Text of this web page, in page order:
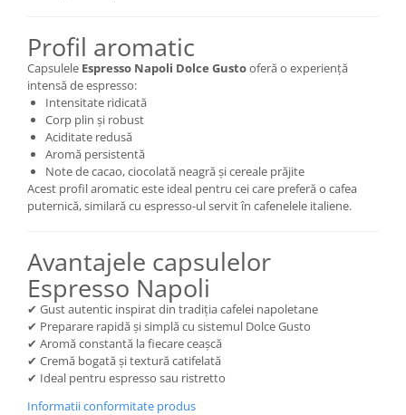
Profil aromatic
Capsulele Espresso Napoli Dolce Gustooferă o experiență
intensă de espresso:
Intensitate ridicată
Corp plin și robust
Aciditate redusă
Aromă persistentă
Note de cacao, ciocolată neagră și cereale prăjite
Acest profil aromatic este ideal pentru cei care preferă o cafea
puternică, similară cu espresso-ul servit în cafenelele italiene.
Avantajele capsulelor
Espresso Napoli
✔ Gust autentic inspirat din tradiția cafelei napoletane
✔ Preparare rapidă și simplă cu sistemul Dolce Gusto
✔ Aromă constantă la fiecare ceașcă
✔ Cremă bogată și textură catifelată
✔ Ideal pentru espresso sau ristretto
Informatii conformitate produs